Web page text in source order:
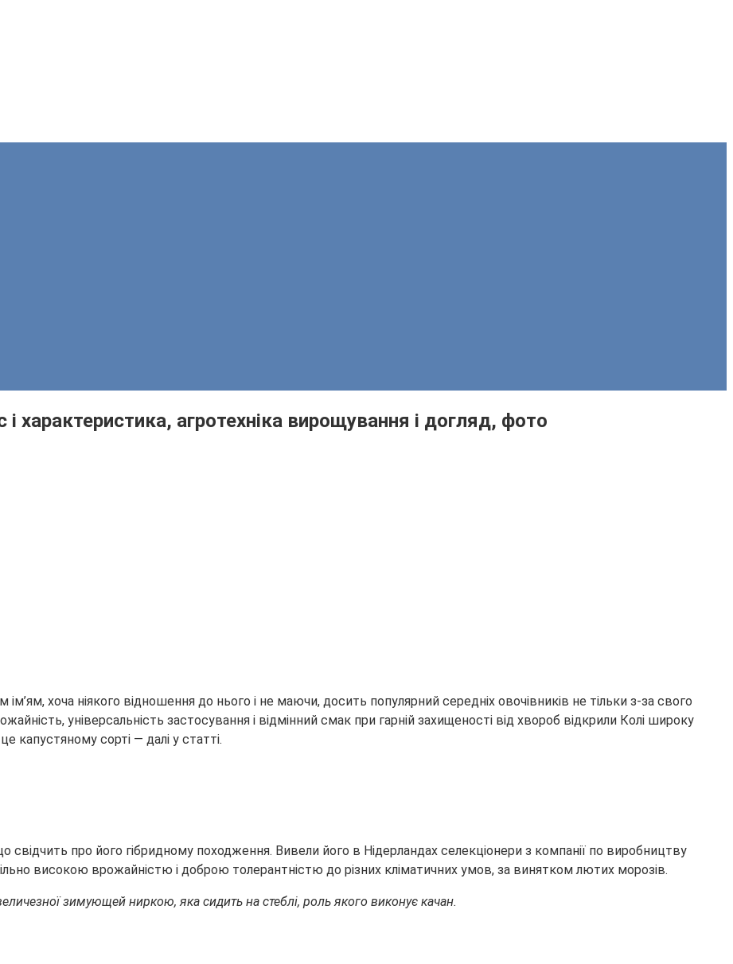
характеристика, агротехніка вирощування і догляд, фото
хоча ніякого відношення до нього і не маючи, досить популярний середніх овочівників не тільки з-за свого
універсальність застосування і відмінний смак при гарній захищеності від хвороб відкрили Колі широку
капустяному сорті — далі у статті.
свідчить про його гібридному походження. Вивели його в Нідерландах селекціонери з компанії по виробництву
високою врожайністю і доброю толерантністю до різних кліматичних умов, за винятком лютих морозів.
зимующей ниркою, яка сидить на стеблі, роль якого виконує качан.